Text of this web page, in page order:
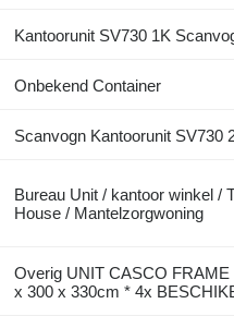
Kantoorunit SV730 1K
Onbekend Container
Scanvogn Kantoorunit SV730
Bureau Unit / kantoor winkel /
House / Mantelzorgwoning
Overig UNIT CASCO FRAME
x 300 x 330cm * 4x